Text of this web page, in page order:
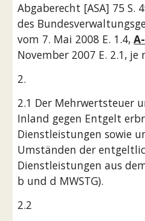
Abgaberecht [ASA] 75 S.
des
vom 7. Mai 2008 E. 1.4,
November 2007 E. 2.1,
2.
2.1 Der Mehrwertsteuer
Inland gegen Entgelt
Dienstleistungen sowie
Umständen der
Dienstleistungen aus
b und d MWSTG).
2.2